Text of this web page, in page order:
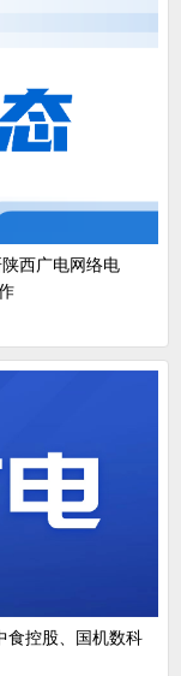
西广电网络电
食控股、国机数科